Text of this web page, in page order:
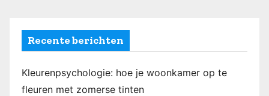
Recente berichten
Kleurenpsychologie: hoe je woonkamer op te
fleuren met zomerse tinten